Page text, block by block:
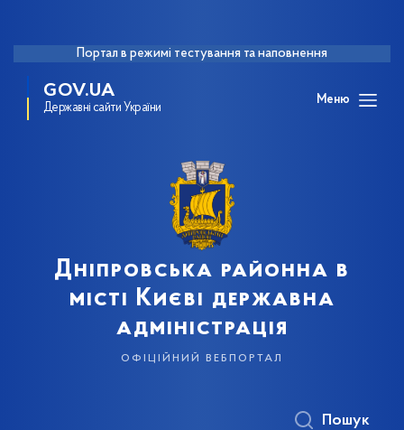
Портал в режимі тестування та наповнення
GOV.UA
Державні сайти України
Меню
Дніпровська районна в
місті Києві державна
адміністрація
офіційний вебпортал
Пошук